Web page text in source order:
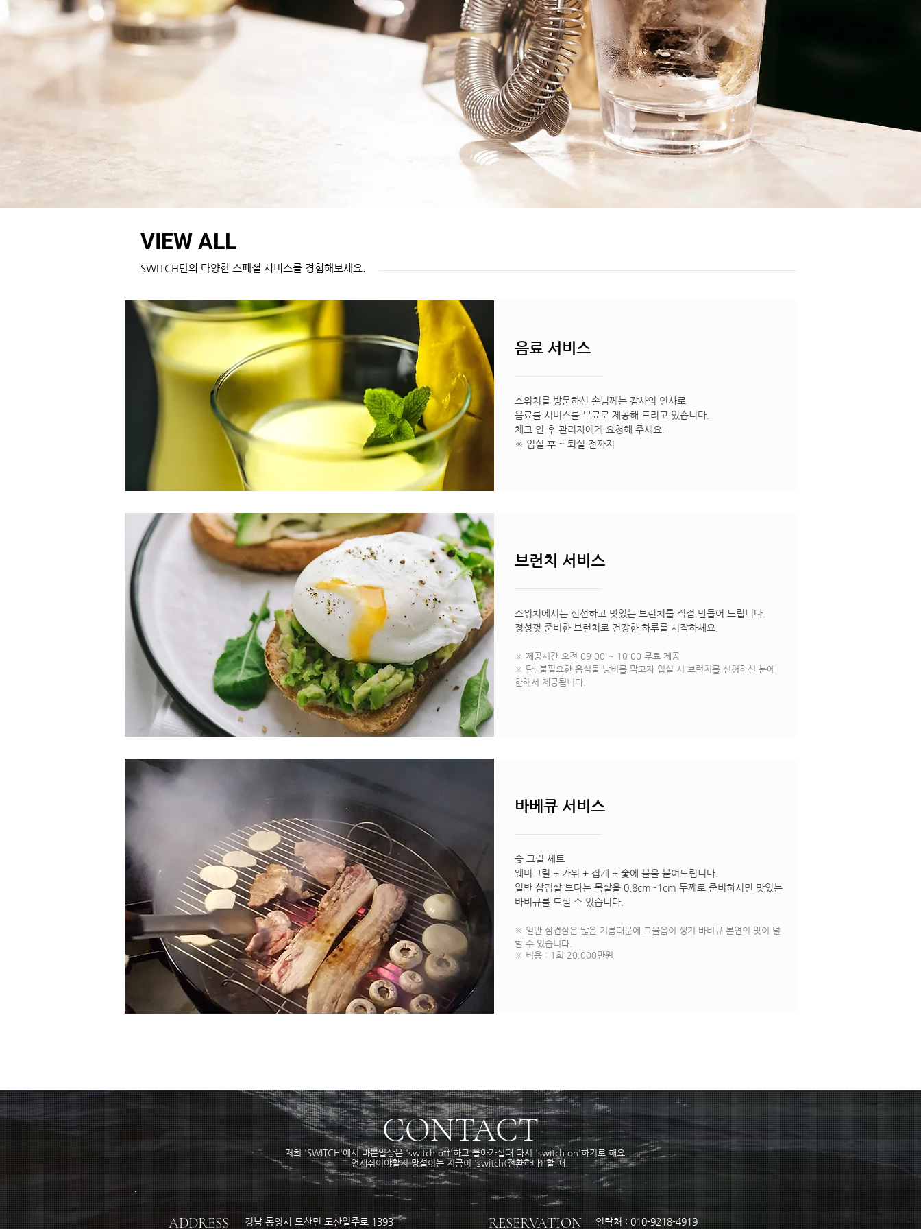
VIEW ALL
SWITCH만의 다양한 스페셜 서비스를 경험해보세요.
음료 서비스
스위치를 방문하신 손님께는 감사의 인사로
음료를 서비스를 무료로 제공해 드리고 있습니다.
체크 인 후 관리자에게 요청해 주세요.
※ 입실 후 ~ 퇴실 전까지
브런치 서비스
스위치에서는 신선하고 맛있는 브런치를 직접 만들어 드립니다.
정성껏 준비한 브런치로 건강한 하루를 시작하세요.
※ 제공시간 오전 09:00 ~ 10:00 무료 제공
※ 단, 불필요한 음식물 낭비를 막고자 입실 시 브런치를 신청하신 분에
한해서 제공됩니다.
바베큐 서비스
숯 그릴 세트
웨버그릴 + 가위 + 집게 + 숯에 불을 붙여드립니다.
일반 삼겹살 보다는 목살을 0.8cm~1cm 두께로 준비하시면 맛있는
바비큐를 드실 수 있습니다.
※ 일반 삼겹살은 많은 기름때문에 그을음이 생겨 바비큐 본연의 맛이 덜
할 수 있습니다.
※ 비용 : 1회 20,000만원
CONTACT
저희 'SWITCH'에서 바쁜일상은 'switch off'하고 돌아가실때 다시 'switch on'하기로 해요.​
언제쉬어야할지 망설이는 지금이 'switch(전환하다)'할 때.
ADDRESS 경남 통영시 도산면 도산일주로 1393 RESERVATION 연락처 : 010-9218-4919